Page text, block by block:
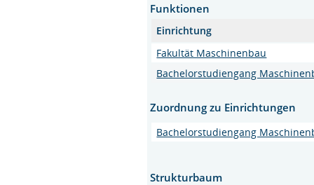
Funktionen
Einrichtung
Fakultät Maschinenbau
Bachelorstudiengang
Zuordnung zu Einrichtungen
Bachelorstudiengang
Strukturbaum